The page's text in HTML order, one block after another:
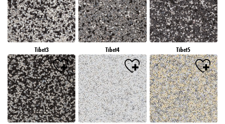
Tibet3 Tibet4 Tibet5